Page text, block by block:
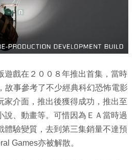
遊戲在２００８年推出首集，當時
故事參考了不少經典科幻恐怖電影
家介面，推出後獲得成功，推出至
說、動畫等。可惜因為ＥＡ當時過
體驗變質，去到第三集銷量不達預
Games亦被解散。